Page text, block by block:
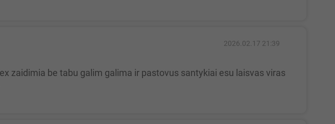
2026.02.17 21:39